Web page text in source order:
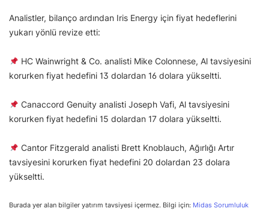
Analistler, bilanço ardından Iris Energy için fiyat hedeflerini
yukarı yönlü revize etti:
HC Wainwright & Co. analisti Mike Colonnese, Al tavsiyesini
korurken fiyat hedefini 13 dolardan 16 dolara yükseltti.
Canaccord Genuity analisti Joseph Vafi, Al tavsiyesini
korurken fiyat hedefini 15 dolardan 17 dolara yükseltti.
Cantor Fitzgerald analisti Brett Knoblauch, Ağırlığı Artır
tavsiyesini korurken fiyat hedefini 20 dolardan 23 dolara
yükseltti.
Burada yer alan bilgiler yatırım tavsiyesi içermez. Bilgi için: Midas Sorumluluk